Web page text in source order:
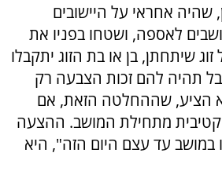
שהיה אחראי על היישובים
לאספה, ושטחו בפניו את
שיתחתן, בן או בת הזוג יתקבלו
תהיה להם זכות הצבעה רק
הציע, שההחלטה הזאת, אם
מתחילת המושב. ההצעה
במושב עד עצם היום הזה", היא